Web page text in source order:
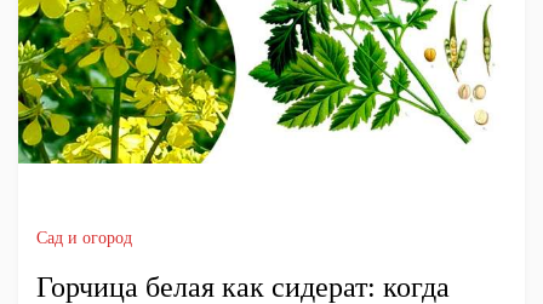
Сад и огород
Горчица белая как сидерат: когда